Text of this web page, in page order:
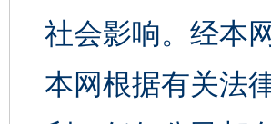
社会影响。经本
本网根据有关法